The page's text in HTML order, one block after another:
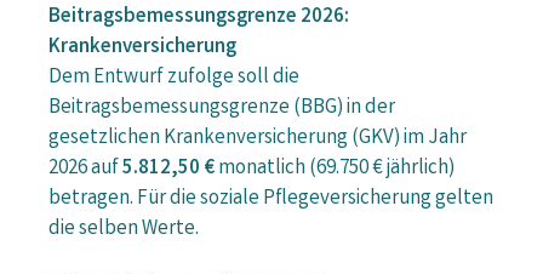
Beitragsbemessungsgrenze 2026:
Krankenversicherung
Dem Entwurf zufolge soll die
Beitragsbemessungsgrenze (BBG) in der
gesetzlichen Krankenversicherung (GKV) im Jahr
2026 auf5.812,50 €monatlich (69.750 € jährlich)
betragen. Für die soziale Pflegeversicherung gelten
die selben Werte.